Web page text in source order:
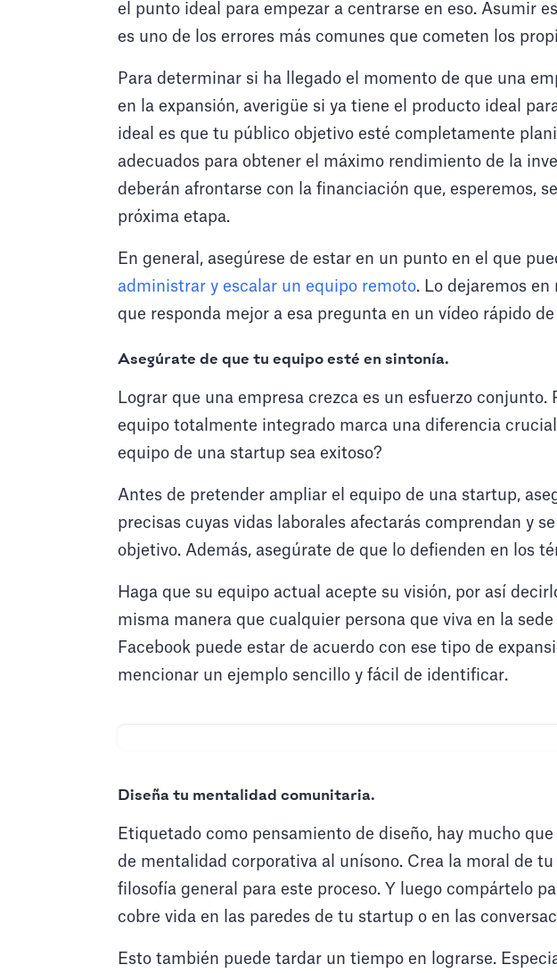
el punto ideal para empezar a centrarse en eso. Asumir
es uno de los errores más comunes que cometen los
Para determinar si ha llegado el momento de que una
en la expansión, averigüe si ya tiene el producto ideal
ideal es que tu público objetivo esté completamente
adecuados para obtener el máximo rendimiento de la
deberán afrontarse con la financiación que, esperemos,
próxima etapa.
En general, asegúrese de estar en un punto en el que
administrar y escalar un equipo remoto. Lo dejaremos en
que responda mejor a esa pregunta en un vídeo rápido
Asegúrate de que tu equipo esté en sintonía.
Lograr que una empresa crezca es un esfuerzo conjunto.
equipo totalmente integrado marca una diferencia
equipo de una startup sea exitoso?
Antes de pretender ampliar el equipo de una startup,
precisas cuyas vidas laborales afectarás comprendan y
objetivo. Además, asegúrate de que lo defienden en los
Haga que su equipo actual acepte su visión, por así
misma manera que cualquier persona que viva en la
Facebook puede estar de acuerdo con ese tipo de
mencionar un ejemplo sencillo y fácil de identificar.
Diseña tu mentalidad comunitaria.
Etiquetado como pensamiento de diseño, hay mucho
de mentalidad corporativa al unísono. Crea la moral de
filosofía general para este proceso. Y luego compártelo
cobre vida en las paredes de tu startup o en las
Esto también puede tardar un tiempo en lograrse.